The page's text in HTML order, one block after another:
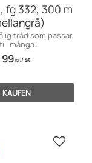
fg 332, 300 m
tråd som passar
till många
främst
kapell, möbler och
99KR/st.
KAUFEN
Zu